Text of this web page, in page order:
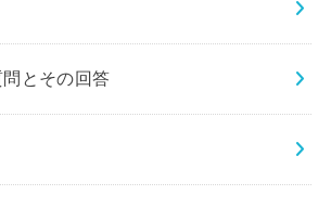
とその回答